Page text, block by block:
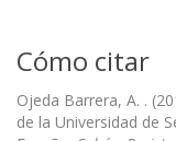
Cómo citar
Ojeda Barrera, A. .
de la Universidad de